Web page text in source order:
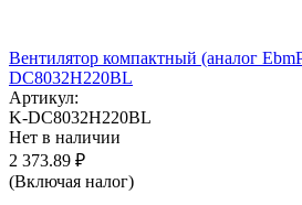
Вентилятор компактный (аналог
DC8032H220BL
Артикул:
K-DC8032H220BL
Нет в наличии
2 373.89 ₽
(Включая налог)